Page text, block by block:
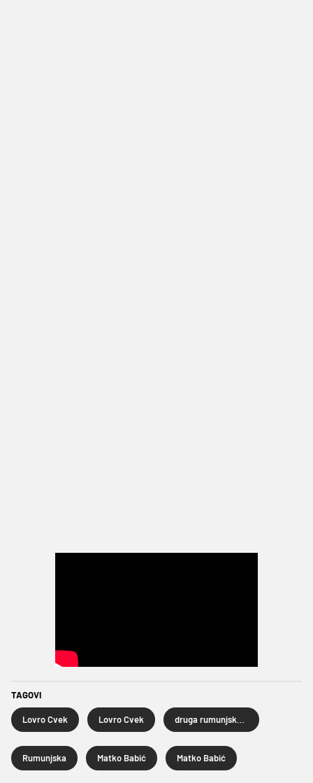
TAGOVI
Lovro Cvek Lovro Cvek
Rumunjska Matko Babić Matko Babić